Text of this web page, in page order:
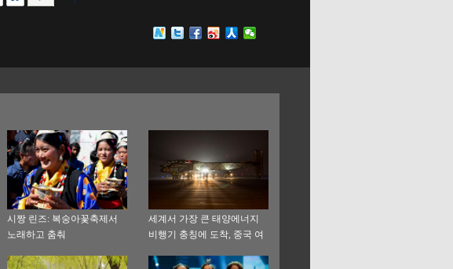
시짱 린즈: 복숭아꽃축제서
노래하고 춤춰
세계서 가장 큰 태양에너지
비행기 충칭에 도착, 중국 여